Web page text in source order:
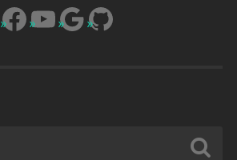
Facebook
YouTube
Google
GitHub